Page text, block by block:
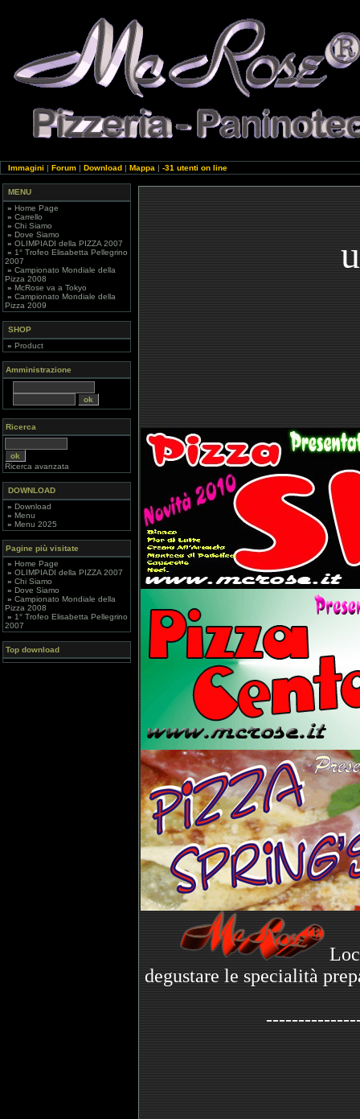
Immagini | Forum | Download | Mappa | -31 utenti on line
MENU
» Home Page
» Carrello
» Chi Siamo
» Dove Siamo
» OLIMPIADI della PIZZA 2007
» 1° Trofeo Elisabetta Pellegrino
2007
» Campionato Mondiale della
Pizza 2008
» McRose va a Tokyo
» Campionato Mondiale della
Pizza 2009
SHOP
» Product
Amministrazione
Ricerca
Ricerca avanzata
DOWNLOAD
» Download
» Menu
» Menu 2025
Pagine più visitate
» Home Page
» OLIMPIADI della PIZZA 2007
» Chi Siamo
» Dove Siamo
» Campionato Mondiale della
Pizza 2008
» 1° Trofeo Elisabetta Pellegrino
2007
Top download
degustare le specialità